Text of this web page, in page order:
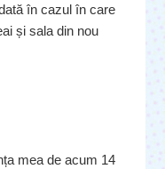
în cazul în care
și sala din nou
mea de acum 14